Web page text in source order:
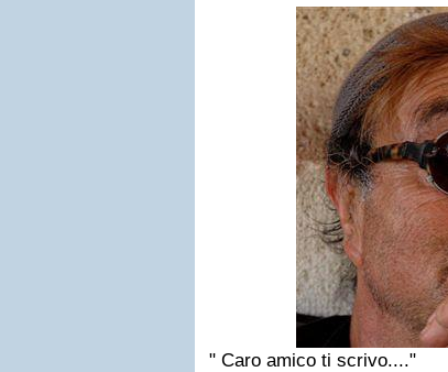
" Caro amico ti scrivo...."